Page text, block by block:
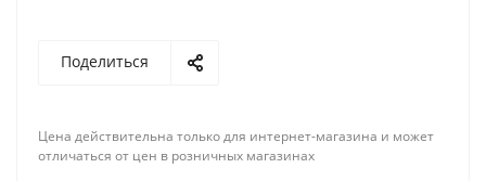
Поделиться
Цена действительна только для интернет-магазина и может
отличаться от цен в розничных магазинах